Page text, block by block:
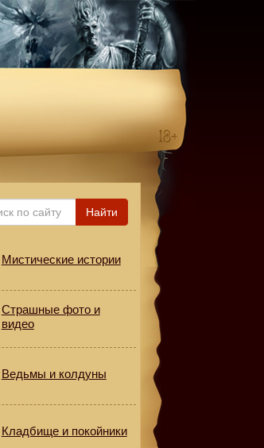
Найти
Мистические истории
Страшные фото и
видео
Ведьмы и колдуны
Кладбище и покойники